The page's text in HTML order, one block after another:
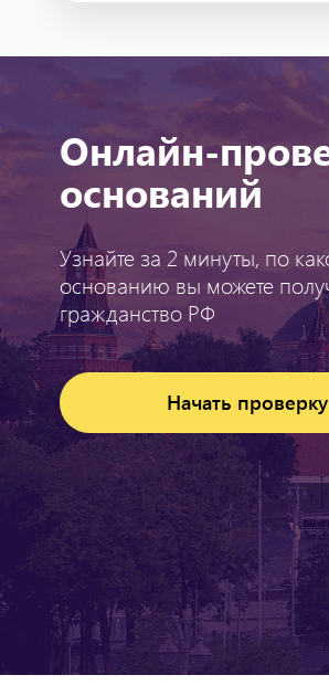
Онлайн-
оснований
Начать проверку
Узнайте за 2 минуты, по
основанию вы можете
гражданство РФ